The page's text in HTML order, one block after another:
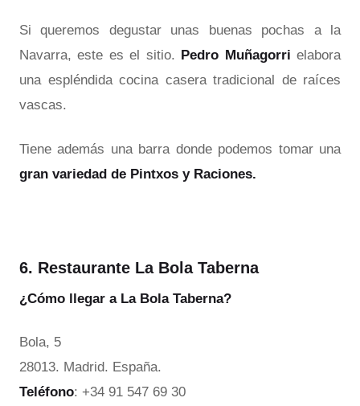
Si queremos degustar unas buenas pochas a la
Navarra, este es el sitio. Pedro Muñagorri elabora
una espléndida cocina casera tradicional de raíces
vascas.
Tiene además una barra donde podemos tomar una
gran variedad de Pintxos y Raciones.
6. Restaurante La Bola Taberna
¿Cómo llegar a La Bola Taberna?
Bola, 5
28013. Madrid. España.
Teléfono: +34 91 547 69 30